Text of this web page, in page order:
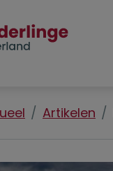
Artikelen